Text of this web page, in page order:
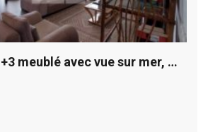
Appartement S+3 meublé avec vue sur mer, Marsa Corniche